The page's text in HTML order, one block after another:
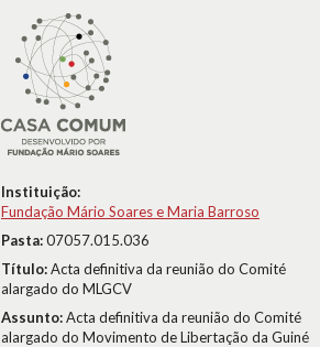
Instituição:
Fundação Mário Soares e Maria Barroso
Pasta:07057.015.036
Título:Acta definitiva da reunião do Comité
alargado do MLGCV
Assunto:Acta definitiva da reunião do Comité
alargado do Movimento de Libertação da Guiné